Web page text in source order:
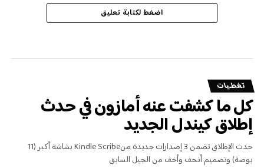
اضغط لكتابة تعليق
تغطـيات
كل ما كشفت عنه أمازون في حدث
إطلاق كيندل الجديد
حدث الإطلاق تضمن 3 إصدارات جديدة منKindle Scribe بشاشة أكبر (11
بوصة) وتصميم أنحف وأخف من الجيل السابق